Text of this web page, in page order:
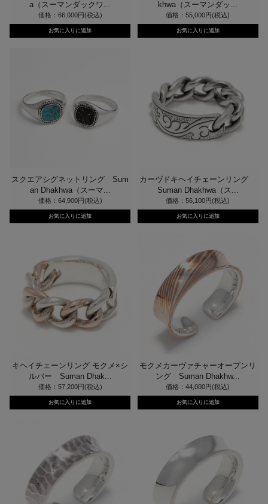
a（スーマンダックワ...
価格：66,000円(税込)
khwa（スーマンダッ...
価格：55,000円(税込)
スクエアシグネットリング Sum
an Dhakhwa（スーマ...
価格：64,900円(税込)
カーヴドキヘイチェーンリング
Suman Dhakhwa（ス...
価格：56,100円(税込)
キヘイチェーンリング モクメ×シ
ルバー Suman Dhak...
価格：57,200円(税込)
モクメカーヴァチャーオープンリ
ング Suman Dhakhw...
価格：44,000円(税込)